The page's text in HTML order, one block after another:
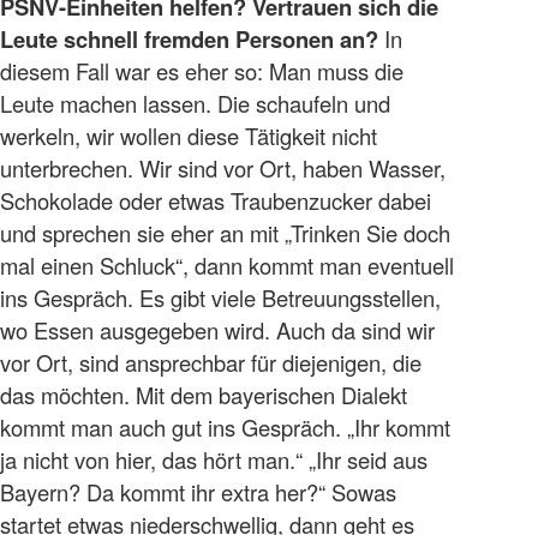
PSNV-Einheiten helfen? Vertrauen sich die
Leute schnell fremden Personen an? In
diesem Fall war es eher so: Man muss die
Leute machen lassen. Die schaufeln und
werkeln, wir wollen diese Tätigkeit nicht
unterbrechen. Wir sind vor Ort, haben Wasser,
Schokolade oder etwas Traubenzucker dabei
und sprechen sie eher an mit „Trinken Sie doch
mal einen Schluck“, dann kommt man eventuell
ins Gespräch. Es gibt viele Betreuungsstellen,
wo Essen ausgegeben wird. Auch da sind wir
vor Ort, sind ansprechbar für diejenigen, die
das möchten. Mit dem bayerischen Dialekt
kommt man auch gut ins Gespräch. „Ihr kommt
ja nicht von hier, das hört man.“ „Ihr seid aus
Bayern? Da kommt ihr extra her?“ Sowas
startet etwas niederschwellig, dann geht es